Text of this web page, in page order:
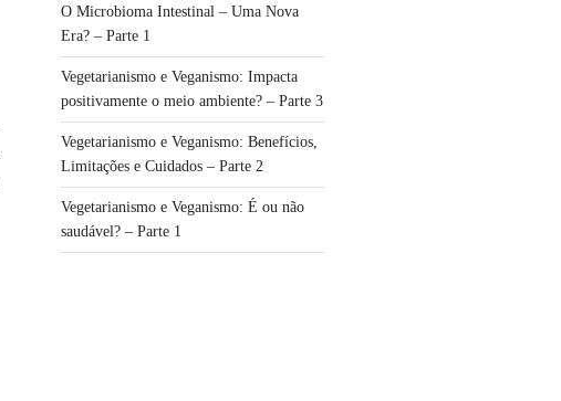
O Microbioma Intestinal – Uma Nova
Era? – Parte 1
Vegetarianismo e Veganismo: Impacta
positivamente o meio ambiente? – Parte 3
Vegetarianismo e Veganismo: Benefícios,
Limitações e Cuidados – Parte 2
Vegetarianismo e Veganismo: É ou não
saudável? – Parte 1